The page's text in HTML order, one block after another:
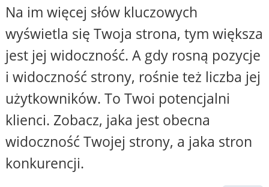
Na im więcej słów kluczowych
wyświetla się Twoja strona, tym większa
jest jej widoczność. A gdy rosną pozycje
i widoczność strony, rośnie też liczba jej
użytkowników. To Twoi potencjalni
klienci. Zobacz, jaka jest obecna
widoczność Twojej strony, a jaka stron
konkurencji.